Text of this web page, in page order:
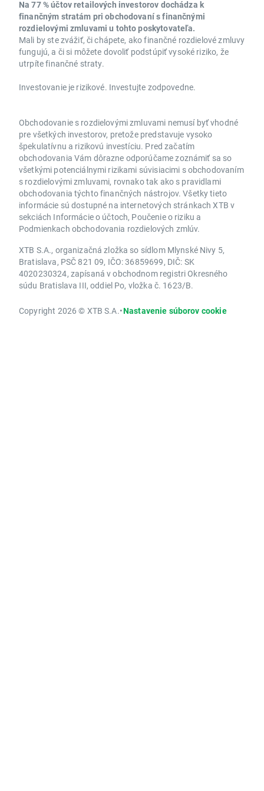
Na 77 % účtov retailových investorov dochádza k
finančným stratám pri obchodovaní s finančnými
rozdielovými zmluvami u tohto poskytovateľa.
Mali by ste zvážiť, či chápete, ako finančné rozdielové zmluvy
fungujú, a či si môžete dovoliť podstúpiť vysoké riziko, že
utrpíte finančné straty.
Investovanie je rizikové. Investujte zodpovedne.
Obchodovanie s rozdielovými zmluvami nemusí byť vhodné
pre všetkých investorov, pretože predstavuje vysoko
špekulatívnu a rizikovú investíciu. Pred začatím
obchodovania Vám dôrazne odporúčame zoznámiť sa so
všetkými potenciálnymi rizikami súvisiacimi s obchodovaním
s rozdielovými zmluvami, rovnako tak ako s pravidlami
obchodovania týchto finančných nástrojov. Všetky tieto
informácie sú dostupné na internetových stránkach XTB v
sekciách Informácie o účtoch, Poučenie o riziku a
Podmienkach obchodovania rozdielových zmlúv.
XTB S.A., organizačná zložka so sídlom Mlynské Nivy 5,
Bratislava, PSČ 821 09, IČO: 36859699, DIČ: SK
4020230324, zapísaná v obchodnom registri Okresného
súdu Bratislava III, oddiel Po, vložka č. 1623/B.
Copyright 2026 © XTB S.A.•Nastavenie súborov cookie